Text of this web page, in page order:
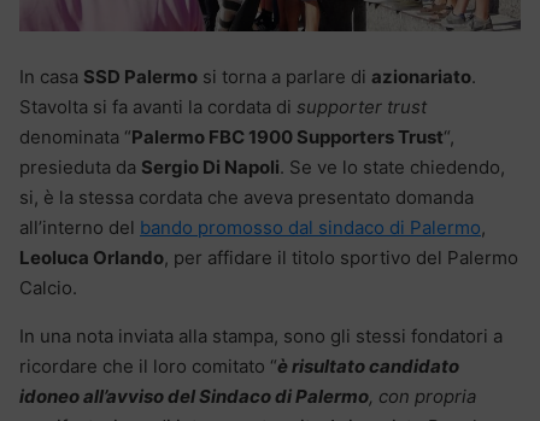
In casa SSD Palermo si torna a parlare di azionariato.
Stavolta si fa avanti la cordata di supporter trust
denominata “Palermo FBC 1900 Supporters Trust“,
presieduta da Sergio Di Napoli. Se ve lo state chiedendo,
si, è la stessa cordata che aveva presentato domanda
all’interno del bando promosso dal sindaco di Palermo,
Leoluca Orlando, per affidare il titolo sportivo del Palermo
Calcio.
In una nota inviata alla stampa, sono gli stessi fondatori a
ricordare che il loro comitato “è risultato candidato
idoneo all’avviso del Sindaco di Palermo, con propria